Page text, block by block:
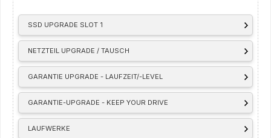
SSD UPGRADE SLOT 1
NETZTEIL UPGRADE / TAUSCH
GARANTIE UPGRADE - LAUFZEIT/-LEVEL
GARANTIE-UPGRADE - KEEP YOUR DRIVE
LAUFWERKE